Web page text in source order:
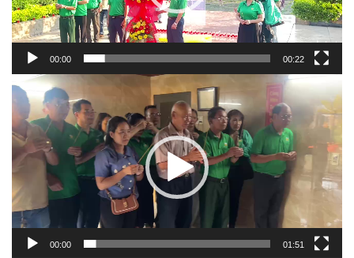
00:00 00:22
Trình
chơi
Video
00:00 01:51